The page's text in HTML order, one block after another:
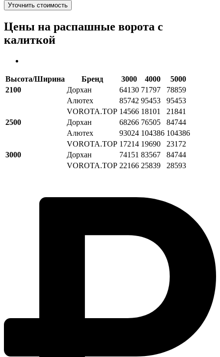
Уточнить стоимость
Цены на распашные ворота с
калиткой
Высота/Ширина Бренд 3000 4000
5000
2100
Дорхан 64130 71797
78859
Алютех
85742 95453
95453
VOROTA.TOP 14566 18101
21841
2500
Дорхан 68266 76505
84744
Алютех
93024 104386 104386
VOROTA.TOP 17214 19690
23172
3000
Дорхан 74151 83567
84744
VOROTA.TOP 22166 25839 28593